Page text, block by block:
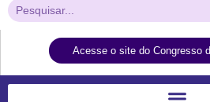
Acesse o site do Congresso